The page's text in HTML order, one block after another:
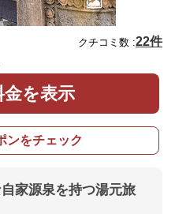
クチコミ数 :22件
金を表示
ンをチェック
家源泉を持つ湯元旅